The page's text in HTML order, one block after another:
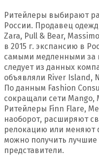
Ритейлеры выбирают
России. Продавец
Zara, Pull & Bear,
в 2015 г. экспансию в
самыми медленными за
следует из данных
объявляли River Island,
По данным Fashion
сокращали сети Mango,
Ритейлеры Finn Flare,
наоборот, расширяют
релокацию или меняют
можно получить
представители.